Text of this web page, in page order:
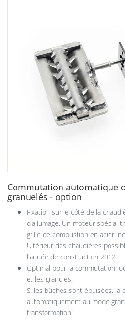
Commutation automatique
granuelés - option
Fixation sur le côté de la
d'allumage. Un moteur spécial
grille de combustion en acier
Ultérieur des chaudières
l'année de construction 2012.
Optimal pour la commutation
et les granules.
Si les bûches sont épuisées, la
automatiquement au mode
transformation!